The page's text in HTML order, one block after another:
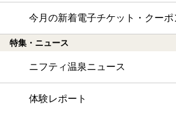
今月の新着電子チケット・クーポ
特集・ニュース
ニフティ温泉ニュース
体験レポート